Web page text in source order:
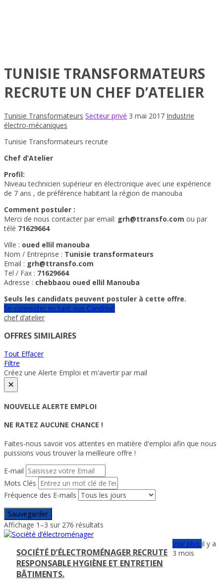
TUNISIE TRANSFORMATEURS
RECRUTE UN CHEF D’ATELIER
Tunisie Transformateurs Secteur privé 3 mai 2017 Industrie
électro-mécaniques
Tunisie Transformateurs recrute
Chef d’Atelier
Profil:
Niveau technicien supérieur en électronique avec une expérience
de 7 ans , de préférence habitant la région de manouba
Comment postuler :
Merci de nous contacter par email: grh@ttransfo.com ou par
télé 71629664
Ville : oued ellil manouba
Nom / Entreprise : Tunisie transformateurs
Email : grh@ttransfo.com
Tel / Fax : 71629664
Adresse : chebbaou oued ellil Manouba
Seuls les candidats peuvent postuler à cette offre.
Se connecter en tant que Candidat
chef d’atelier
OFFRES SIMILAIRES
Tout Effacer
Filtre
Créez une Alerte Emploi et m'avertir par mail
×
NOUVELLE ALERTE EMPLOI
NE RATEZ AUCUNE CHANCE !
Faites-nous savoir vos attentes en matière d'emploi afin que nous
puissions vous trouver la meilleure offre !
E-mail
Mots Clés
Fréquence des E-mails
Sauvegarder
Affichage 1–3 sur 276 résultats
SOCIÉTÉ D’ÉLECTROMÉNAGER RECRUTE
RESPONSABLE HYGIÈNE ET ENTRETIEN
BÂTIMENTS.
Voir plusil y a
3 mois